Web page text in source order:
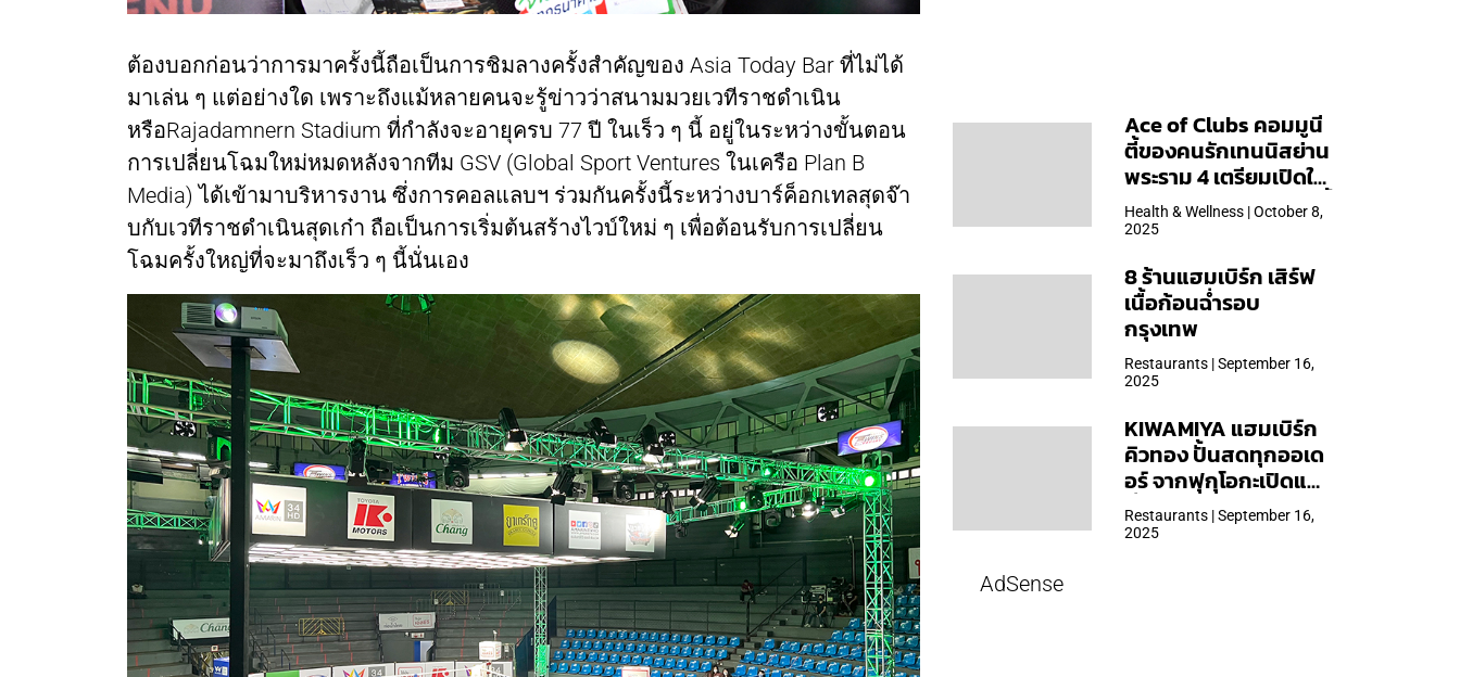
ต้องบอกก่อนว่าการมาครั้งนี้ถือเป็นการชิมลางครั้งสำคัญของ Asia Today Bar ที่ไม่ได้
มาเล่น ๆ แต่อย่างใด เพราะถึงแม้หลายคนจะรู้ข่าวว่าสนามมวยเวทีราชดำเนิน
หรือRajadamnern Stadium ที่กำลังจะอายุครบ 77 ปี ในเร็ว ๆ นี้ อยู่ในระหว่างขั้นตอน
การเปลี่ยนโฉมใหม่หมดหลังจากทีม GSV (Global Sport Ventures ในเครือ Plan B
Media) ได้เข้ามาบริหารงาน ซึ่งการคอลแลบฯ ร่วมกันครั้งนี้ระหว่างบาร์ค็อกเทลสุดจ๊า
บกับเวทีราชดำเนินสุดเก๋า ถือเป็นการเริ่มต้นสร้างไวบ์ใหม่ ๆ เพื่อต้อนรับการเปลี่ยน
โฉมครั้งใหญ่ที่จะมาถึงเร็ว ๆ นี้นั่นเอง
Ace of Clubs คอมมูนี
ตี้ของคนรักเทนนิสย่าน
พระราม 4 เตรียมเปิดให้
บริการวันแรก 19 ต.ค. นี้
Health & Wellness | October 8,
2025
8 ร้านแฮมเบิร์ก เสิร์ฟ
เนื้อก้อนฉ่ำรอบ
กรุงเทพ
Restaurants | September 16,
2025
KIWAMIYA แฮมเบิร์ก
คิวทอง ปั้นสดทุกออเด
อร์ จากฟุกุโอกะเปิดแล้ว
ที่ Central Park
Restaurants | September 16,
2025
AdSense